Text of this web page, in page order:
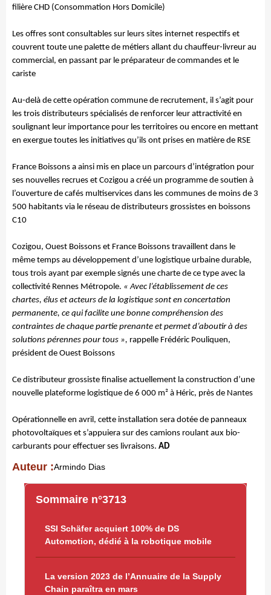
Sommaire n°3713
SSI Schäfer acquiert 100% de DS
Automotion, dédié à la robotique mobile
La version 2023 de l’Annuaire de la Supply
Chain paraîtra en mars
filière CHD (Consommation Hors Domicile)
Les offres sont consultables sur leurs sites internet respectifs et
couvrent toute une palette de métiers allant du chauffeur-livreur au
commercial, en passant par le préparateur de commandes et le
cariste
Au-delà de cette opération commune de recrutement, il s’agit pour
les trois distributeurs spécialisés de renforcer leur attractivité en
soulignant leur importance pour les territoires ou encore en mettant
en exergue toutes les initiatives qu’ils ont prises en matière de RSE
France Boissons a ainsi mis en place un parcours d’intégration pour
ses nouvelles recrues et Cozigou a créé un programme de soutien à
l’ouverture de cafés multiservices dans les communes de moins de 3
500 habitants via le réseau de distributeurs grossistes en boissons
C10
Cozigou, Ouest Boissons et France Boissons travaillent dans le
même temps au développement d’une logistique urbaine durable,
tous trois ayant par exemple signés une charte de ce type avec la
collectivité Rennes Métropole. « Avec l’établissement de ces
chartes, élus et acteurs de la logistique sont en concertation
permanente, ce qui facilite une bonne compréhension des
contraintes de chaque partie prenante et permet d’aboutir à des
solutions pérennes pour tous », rappelle Frédéric Pouliquen,
président de Ouest Boissons
Ce distributeur grossiste finalise actuellement la construction d’une
nouvelle plateforme logistique de 6 000 m² à Héric, près de Nantes
Opérationnelle en avril, cette installation sera dotée de panneaux
photovoltaïques et s’appuiera sur des camions roulant aux bio-
carburants pour effectuer ses livraisons. AD
Auteur :Armindo Dias